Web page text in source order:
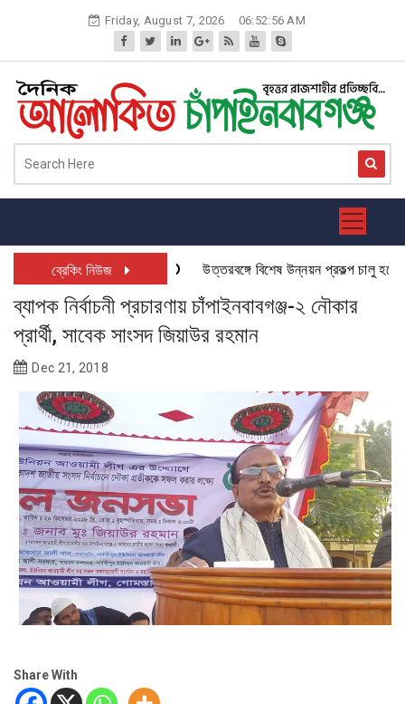
Friday, August 7, 2026 06:52:57 AM
ব্রেকিং নিউজ উত্তরবঙ্গে বিশেষ উন্নয়ন প্রকল্প চালু হতে
ব্যাপক নির্বাচনী প্রচারণায় চাঁপাইনবাবগঞ্জ-২ নৌকার
প্রার্থী, সাবেক সাংসদ জিয়াউর রহমান
Dec 21, 2018
Share With